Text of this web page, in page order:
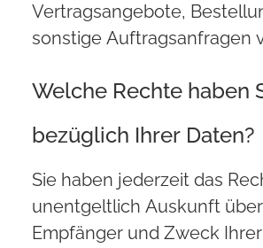
Vertragsangebote,
sonstige Auftragsanfragen
Welche Rechte haben
bezüglich Ihrer Daten?
Sie haben jederzeit das
unentgeltlich Auskunft
Empfänger und Zweck Ihrer